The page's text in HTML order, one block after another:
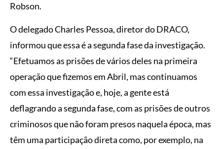
Robson.
O delegado Charles Pessoa, diretor do DRACO,
informou que essa é a segunda fase da investigação.
“Efetuamos as prisões de vários deles na primeira
operação que fizemos em Abril, mas continuamos
com essa investigação e, hoje, a gente está
deflagrando a segunda fase, com as prisões de outros
criminosos que não foram presos naquela época, mas
têm uma participação direta como, por exemplo, na